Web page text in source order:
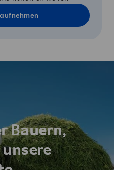
Bauern,
unsere